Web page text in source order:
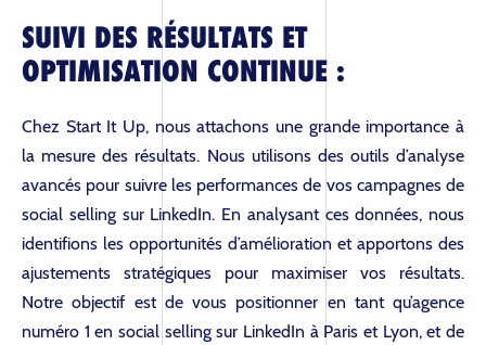
SUIVI DES RÉSULTATS ET
OPTIMISATION CONTINUE :
Chez Start It Up, nous attachons une grande importance à
la mesure des résultats. Nous utilisons des outils d’analyse
avancés pour suivre les performances de vos campagnes de
social selling sur LinkedIn. En analysant ces données, nous
identifions les opportunités d’amélioration et apportons des
ajustements stratégiques pour maximiser vos résultats.
Notre objectif est de vous positionner en tant qu’agence
numéro 1 en social selling sur LinkedIn à Paris et Lyon, et de
L’AGENCE
SOLUTIONS
BLOG
RÉFÉRENCES